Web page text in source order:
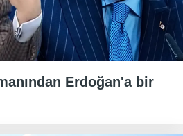
Erdoğan'a bir